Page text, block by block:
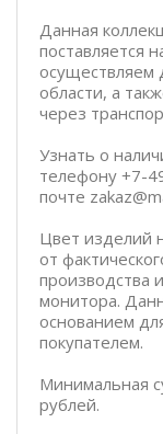
Данная
поставляется
осуществляем
области, а
через
Узнать о
телефону +7-
почте
Цвет изделий
от
производства
монитора.
основанием
покупателем.
Минимальная
рублей.